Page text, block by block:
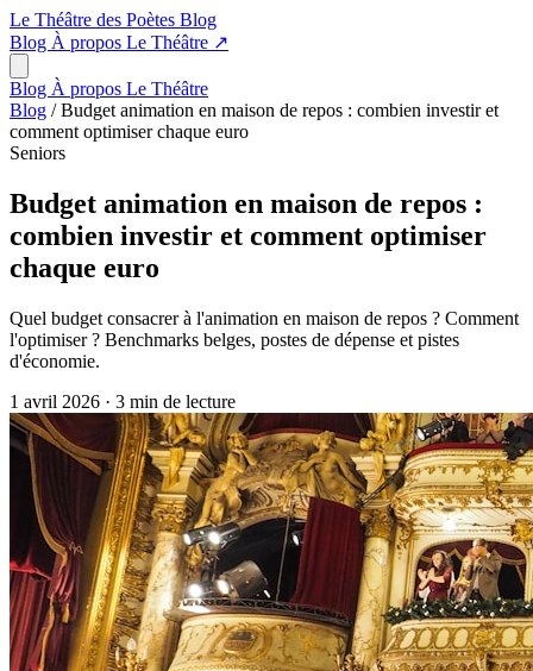
Le Théâtre des Poètes Blog
Blog À propos Le Théâtre ↗
Blog À propos Le Théâtre
Blog / Budget animation en maison de repos : combien investir et
comment optimiser chaque euro
Seniors
Budget animation en maison de repos :
combien investir et comment optimiser
chaque euro
Quel budget consacrer à l'animation en maison de repos ? Comment
l'optimiser ? Benchmarks belges, postes de dépense et pistes
d'économie.
1 avril 2026 · 3 min de lecture